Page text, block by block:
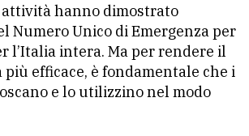
hanno dimostrato
Numero Unico di Emergenza per
l’Italia intera. Ma per rendere il
efficace, è fondamentale che i
e lo utilizzino nel modo